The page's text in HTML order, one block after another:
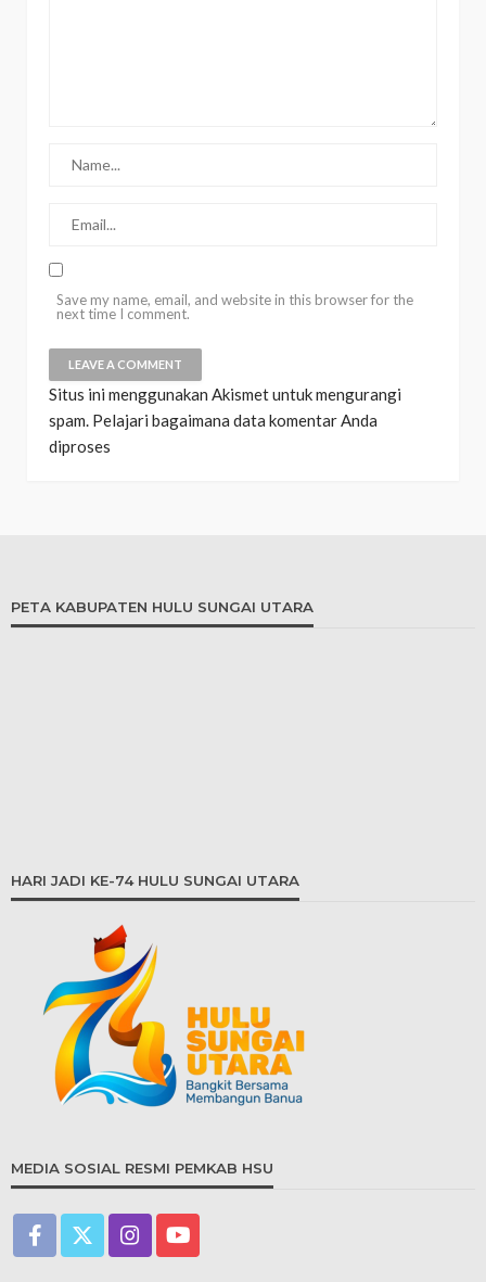
Save my name, email, and website in this browser for the
next time I comment.
Situs ini menggunakan Akismet untuk mengurangi
spam. Pelajari bagaimana data komentar Anda
diproses
PETA KABUPATEN HULU SUNGAI UTARA
HARI JADI KE-74 HULU SUNGAI UTARA
MEDIA SOSIAL RESMI PEMKAB HSU